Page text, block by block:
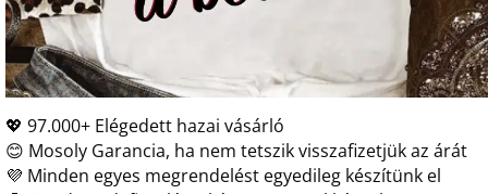
💖 97.000+ Elégedett hazai vásárló
😊 Mosoly Garancia, ha nem tetszik visszafizetjük az árát
💜 Minden egyes megrendelést egyedileg készítünk el